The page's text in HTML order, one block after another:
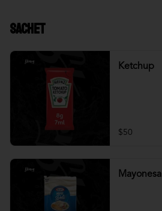
Sachet
Ketchup
$50
Mayonesa